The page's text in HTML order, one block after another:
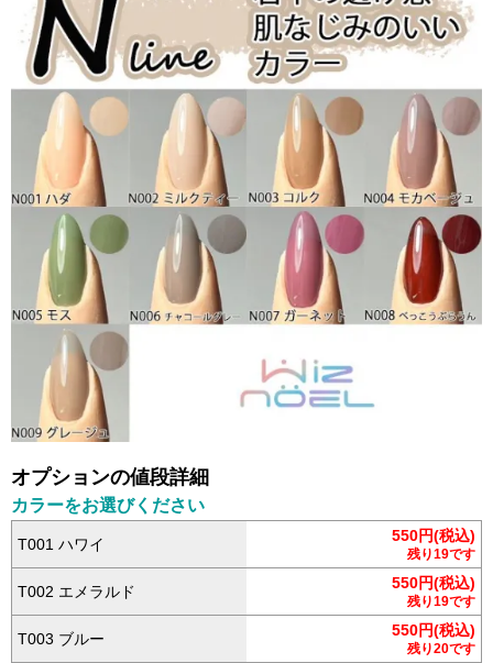
オプションの値段詳細
カラーをお選びください
T001 ハワイ 550円(税込)
残り19です
T002 エメラルド 550円(税込)
残り19です
T003 ブルー 550円(税込)
残り20です